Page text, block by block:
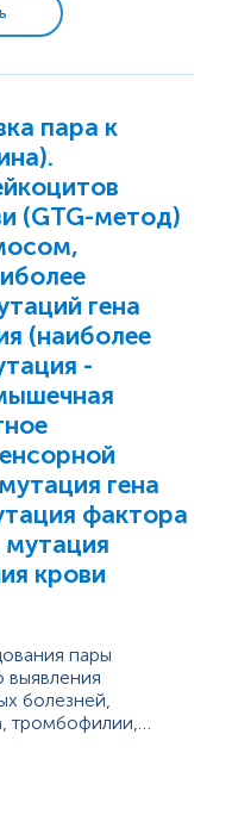
диагностика
металлы
пара к
(GTG-метод)
гена
(наиболее
-
гена
фактора
мутация
крови
пары
болезней,
тромбофилии,